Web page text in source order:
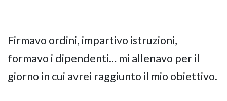
Firmavo ordini, impartivo istruzioni,
formavo i dipendenti… mi allenavo per il
giorno in cui avrei raggiunto il mio obiettivo.